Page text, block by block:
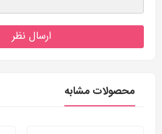
ارسال نظر
محصولات مشابه